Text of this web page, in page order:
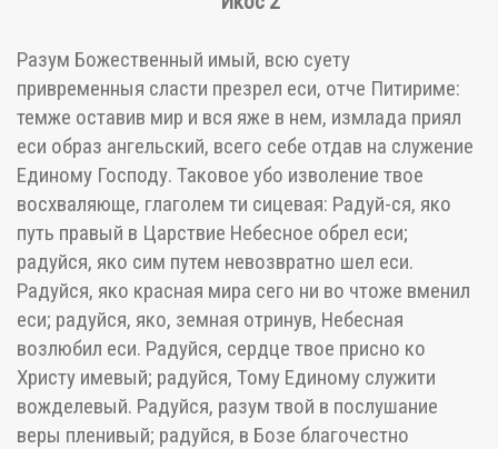
Разум Божественный имый, всю суету
привременныя сласти презрел еси, отче Питириме:
темже оставив мир и вся яже в нем, измлада приял
еси образ ангельский, всего себе отдав на служение
Единому Господу. Таковое убо изволение твое
восхваляюще, глаголем ти сицевая: Радуй-ся, яко
путь правый в Царствие Небесное обрел еси;
радуйся, яко сим путем невозвратно шел еси.
Радуйся, яко красная мира сего ни во чтоже вменил
еси; радуйся, яко, земная отринув, Небесная
возлюбил еси. Радуйся, сердце твое присно ко
Христу имевый; радуйся, Тому Единому служити
вожделевый. Радуйся, разум твой в послушание
веры пленивый; радуйся, в Бозе благочестно